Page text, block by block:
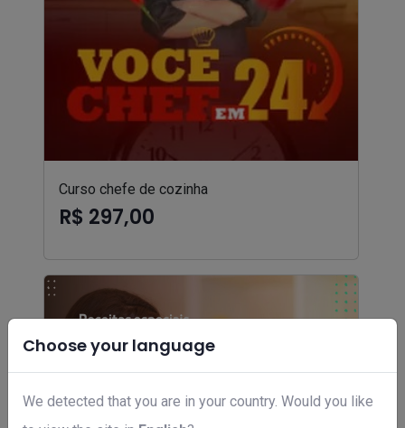
Choose your language
We detected that you are in your country. Would you like
Curso chefe de cozinha
R$ 297,00